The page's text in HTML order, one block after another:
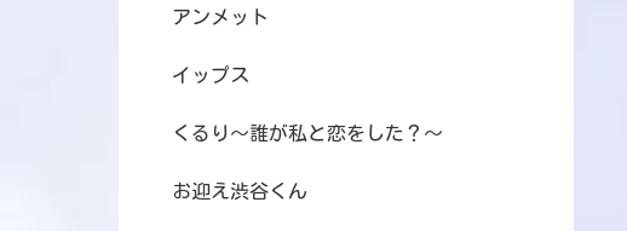
アンメット
イップス
くるり～誰が私と恋をした？～
お迎え渋谷くん